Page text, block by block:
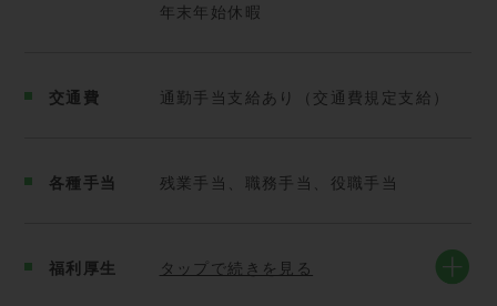
【先輩社員の声】
脱炭素について意見交換できるのが刺激的で、日々学
「お客様が気づいていなかったリサイクル方法を提案
年末年始休暇
交通費 通勤手当支給あり（交通費規定支給）
各種手当 残業手当、職務手当、役職手当
福利厚生 タップで続きを見る